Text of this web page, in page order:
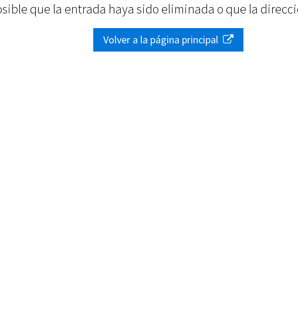
que la entrada haya sido eliminada o que la
Volver a la página principal